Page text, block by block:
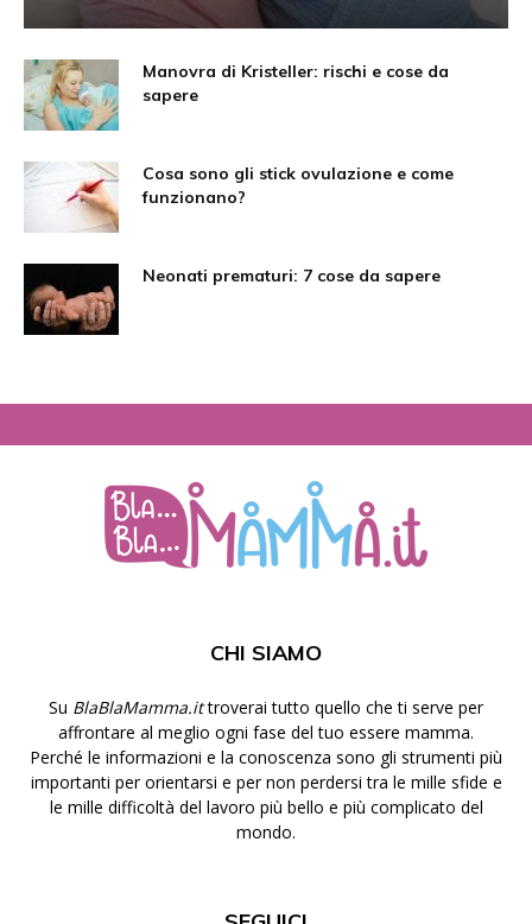
Manovra di Kristeller: rischi e cose da
sapere
Cosa sono gli stick ovulazione e come
funzionano?
Neonati prematuri: 7 cose da sapere
CHI SIAMO
Su BlaBlaMamma.ittroverai tutto quello che ti serve per
affrontare al meglio ogni fase del tuo essere mamma.
Perché le informazioni e la conoscenza sono gli strumenti più
importanti per orientarsi e per non perdersi tra le mille sfide e
le mille difficoltà del lavoro più bello e più complicato del
mondo.